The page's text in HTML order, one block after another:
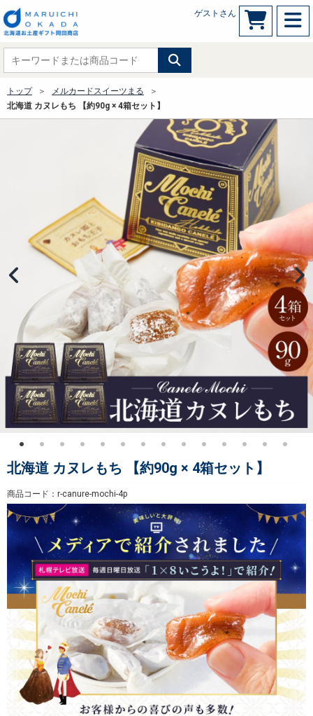
ゲストさん
トップ
メルカードスイーツまる
北海道 カヌレもち 【約90g × 4箱セット】
北海道 カヌレもち 【約90g × 4箱セット】
商品コード：r-canure-mochi-4p